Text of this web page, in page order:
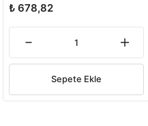
₺ 678,82
Sepete Ekle